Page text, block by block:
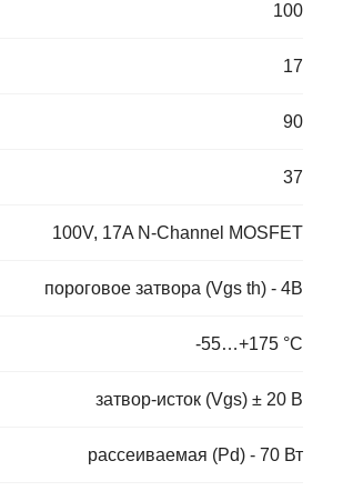
100
17
90
37
100V, 17A N-Channel MOSFET
пороговое затвора (Vgs th) - 4В
-55…+175 °С
затвор-исток (Vgs) ± 20 В
рассеиваемая (Pd) - 70 Вт